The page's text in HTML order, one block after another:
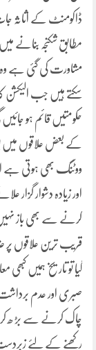
مطابق شکنجہ
مشاورت کی گئی ہے وہ
سکتے ہیں جب الیکشن
حکومتیں قائم ہو
کے بعض علاقوں میں
ووٹنگ بھی ہوتی ہے
اور زیادہ دشوار گزار
کرنے سے بھی باز
قریب ترین علاقوں پر
گیا تو تاریخ ہمیں
صبری اور عدم برداشت
چاک کرنے سے بڑ ھ کر
رکھنے کے لئے